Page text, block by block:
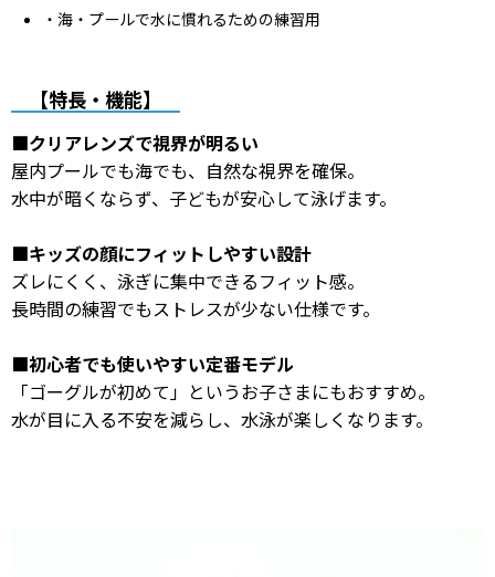
・海・プールで水に慣れるための練習用
【特長・機能】
■クリアレンズで視界が明るい
屋内プールでも海でも、自然な視界を確保。
水中が暗くならず、子どもが安心して泳げます。
■キッズの顔にフィットしやすい設計
ズレにくく、泳ぎに集中できるフィット感。
長時間の練習でもストレスが少ない仕様です。
■初心者でも使いやすい定番モデル
「ゴーグルが初めて」というお子さまにもおすすめ。
水が目に入る不安を減らし、水泳が楽しくなります。